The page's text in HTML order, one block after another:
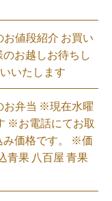
値段紹介 お買い
お越しお待ちし
いたします
お弁当 ※現在水曜
※お電話にてお取
み価格です。 ※価
青果 八百屋 青果